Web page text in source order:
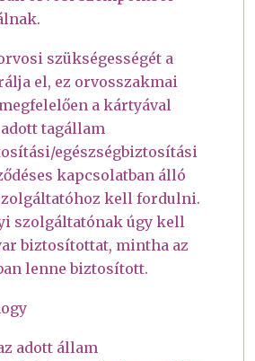
szükségességét a
el, ez orvosszakmai
a kártyával
tagállam
egészségbiztosítási
kapcsolatban álló
kell fordulni.
szolgáltatónak úgy kell
biztosítottat, mintha az
lenne biztosított.
adott állam